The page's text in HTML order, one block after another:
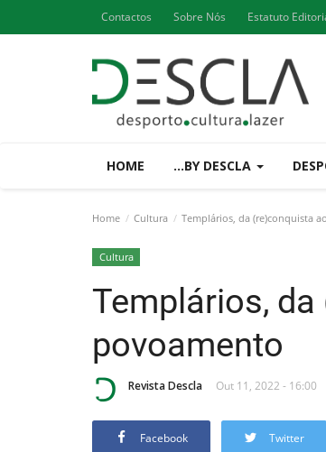
Contactos Sobre Nós Estatuto
HOME ...BY DESCLA
Home Cultura Templários, da (re)conquista
Cultura
Templários,
povoamento
Revista Descla Out 11, 2022 - 16:00
Facebook Twitter